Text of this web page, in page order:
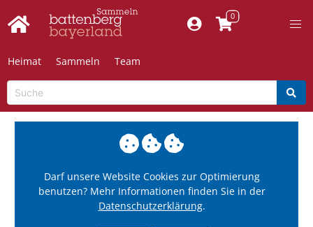
Heimat Sammeln Team
Darf unsere Website Cookies zur Optimierung
benutzen? Mehr Informationen finden Sie in der
Datenschutzerklärung.